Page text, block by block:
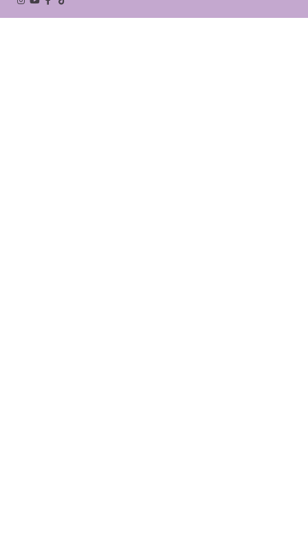
Instagram
YouTube
Facebook
Tiktok